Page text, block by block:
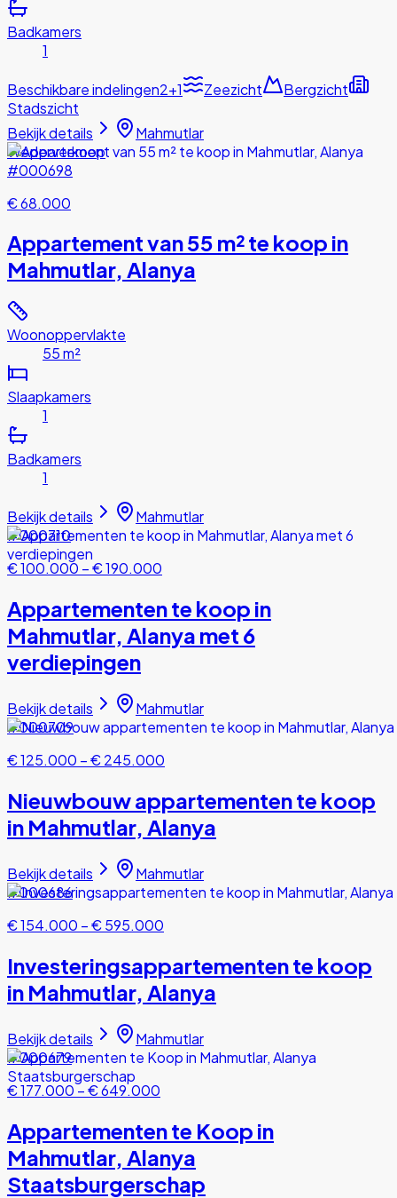
Badkamers
1
Beschikbare indelingen2+1 Zeezicht
Bergzicht
Stadszicht
Bekijk details
Mahmutlar
Wederverkoop
#000698
€ 68.000
Appartement van 55 m² te koop in
Mahmutlar, Alanya
Woonoppervlakte
55 m²
Slaapkamers
1
Badkamers
1
Bekijk details
Mahmutlar
#000710
€ 100.000 –€ 190.000
Appartementen te koop in
Mahmutlar, Alanya met 6
verdiepingen
Bekijk details
Mahmutlar
#000709
€ 125.000 –€ 245.000
Nieuwbouw appartementen te koop
in Mahmutlar, Alanya
Bekijk details
Mahmutlar
#000686
€ 154.000 –€ 595.000
Investeringsappartementen te koop
in Mahmutlar, Alanya
Bekijk details
Mahmutlar
#000679
€ 177.000–€ 649.000
Appartementen te Koop in
Mahmutlar, Alanya
Staatsburgerschap